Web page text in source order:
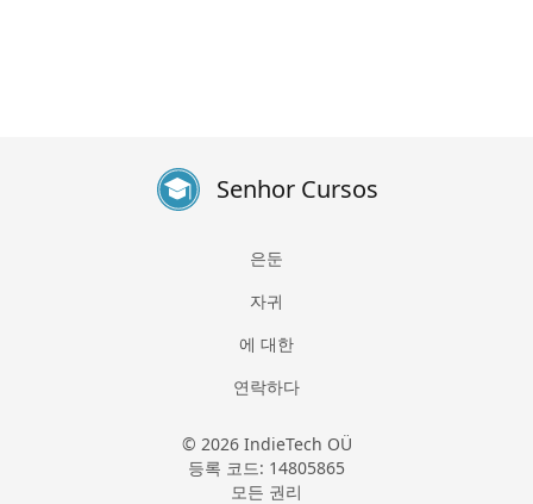
Senhor Cursos
은둔
자귀
에 대한
연락하다
© 2026 IndieTech OÜ
등록 코드: 14805865
모든 권리